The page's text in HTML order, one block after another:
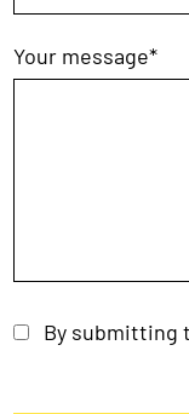
Your message*
By submitting